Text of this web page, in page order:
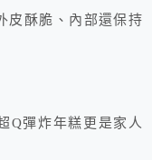
皮酥脆、內部還保持
Q彈炸年糕更是家人